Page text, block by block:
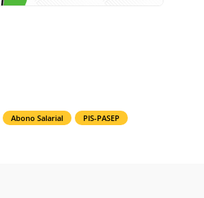
Abono Salarial PIS-PASEP